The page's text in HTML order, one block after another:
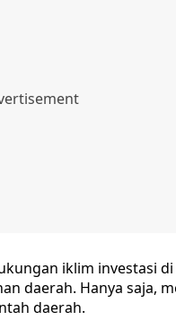
iklim investasi
daerah. Hanya saja,
daerah.